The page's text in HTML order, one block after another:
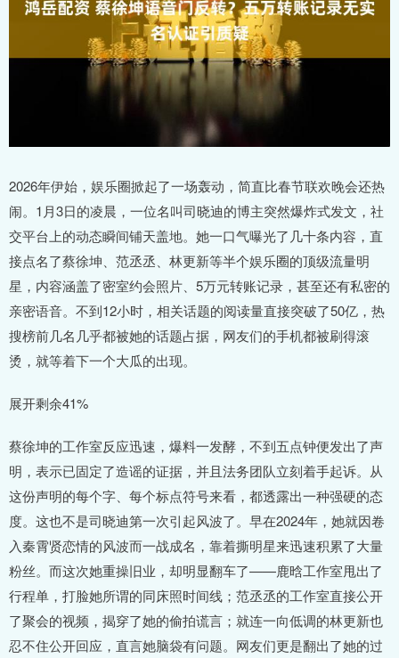
2026年伊始，娱乐圈掀起了一场轰动，简直比春节联欢晚会还热
闹。1月3日的凌晨，一位名叫司晓迪的博主突然爆炸式发文，社
交平台上的动态瞬间铺天盖地。她一口气曝光了几十条内容，直
接点名了蔡徐坤、范丞丞、林更新等半个娱乐圈的顶级流量明
星，内容涵盖了密室约会照片、5万元转账记录，甚至还有私密的
亲密语音。不到12小时，相关话题的阅读量直接突破了50亿，热
搜榜前几名几乎都被她的话题占据，网友们的手机都被刷得滚
烫，就等着下一个大瓜的出现。
展开剩余41%
蔡徐坤的工作室反应迅速，爆料一发酵，不到五点钟便发出了声
明，表示已固定了造谣的证据，并且法务团队立刻着手起诉。从
这份声明的每个字、每个标点符号来看，都透露出一种强硬的态
度。这也不是司晓迪第一次引起风波了。早在2024年，她就因卷
入秦霄贤恋情的风波而一战成名，靠着撕明星来迅速积累了大量
粉丝。而这次她重操旧业，却明显翻车了——鹿晗工作室甩出了
行程单，打脸她所谓的同床照时间线；范丞丞的工作室直接公开
了聚会的视频，揭穿了她的偷拍谎言；就连一向低调的林更新也
忍不住公开回应，直言她脑袋有问题。网友们更是翻出了她的过